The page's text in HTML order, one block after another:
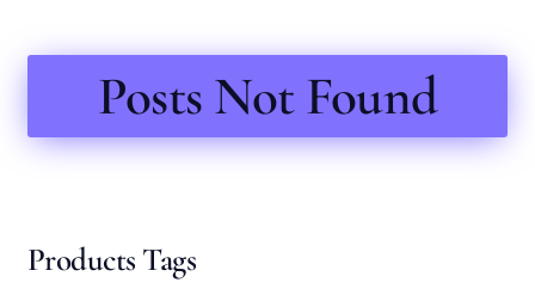
Posts Not Found
Products Tags